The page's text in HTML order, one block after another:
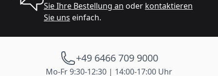
Sie Ihre Bestellung an oder kontaktieren
Sie uns einfach.
+49 6466 709 9000
Mo-Fr 9:30-12:30 | 14:00-17:00 Uhr